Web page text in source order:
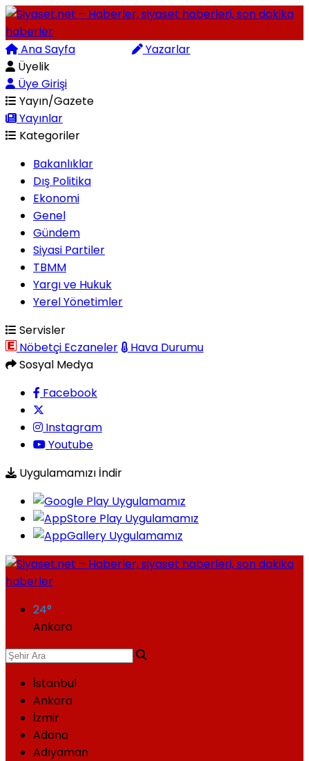
Ana Sayfa
Yazarlar
Üyelik
Üye Girişi
Yayın/Gazete
Yayınlar
Kategoriler
Bakanlıklar
Dış Politika
Ekonomi
Genel
Gündem
Siyasi Partiler
TBMM
Yargı ve Hukuk
Yerel Yönetimler
Servisler
Nöbetçi Eczaneler
Hava Durumu
Sosyal Medya
Facebook
Instagram
Youtube
Uygulamamızı İndir
24°
Ankara
İstanbul
Ankara
İzmir
Adana
Adıyaman